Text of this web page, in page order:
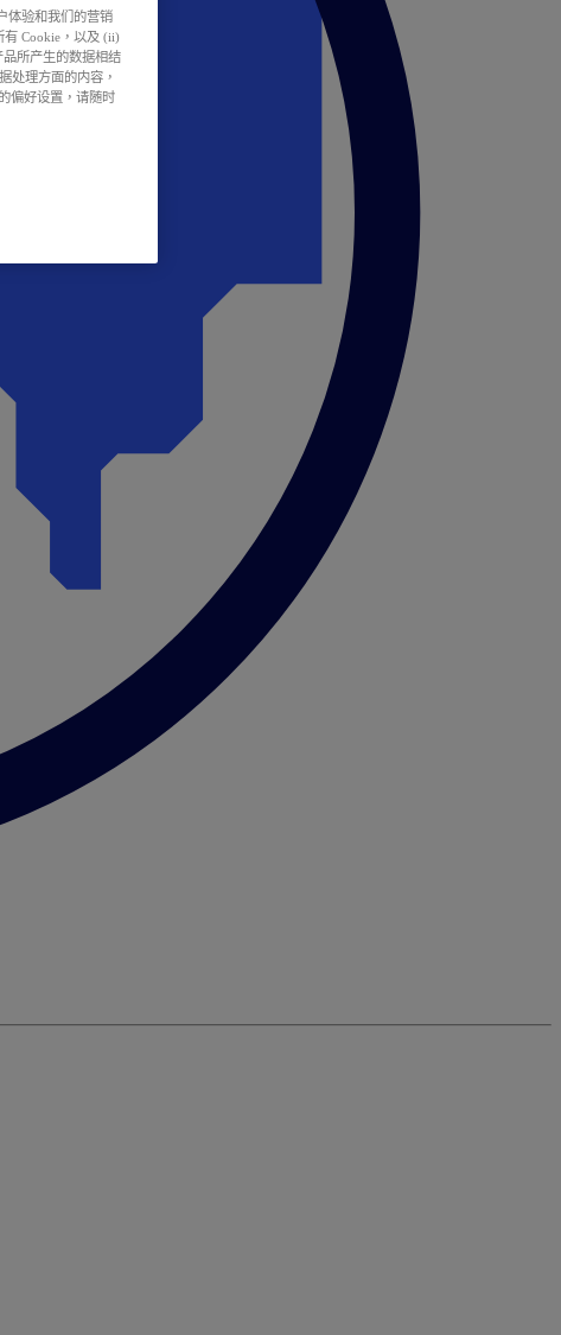
体验和我们的营销
有 Cookie，以及 (ii)
所产生的数据相结
处理方面的内容，
偏好设置，请随时